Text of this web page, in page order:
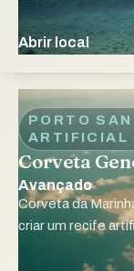
Abrir local
PORTO
ARTIFICIAL
Corveta
Avançado
Corveta da
criar um recife